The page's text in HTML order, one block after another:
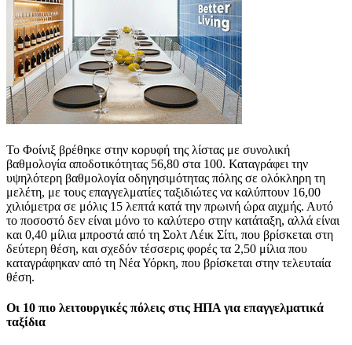
Το Φοίνιξ βρέθηκε στην κορυφή της λίστας με συνολική
βαθμολογία αποδοτικότητας 56,80 στα 100. Καταγράφει την
υψηλότερη βαθμολογία οδηγησιμότητας πόλης σε ολόκληρη τη
μελέτη, με τους επαγγελματίες ταξιδιώτες να καλύπτουν 16,00
χιλιόμετρα σε μόλις 15 λεπτά κατά την πρωινή ώρα αιχμής. Αυτό
το ποσοστό δεν είναι μόνο το καλύτερο στην κατάταξη, αλλά είναι
και 0,40 μίλια μπροστά από τη Σολτ Λέικ Σίτι, που βρίσκεται στη
δεύτερη θέση, και σχεδόν τέσσερις φορές τα 2,50 μίλια που
καταγράφηκαν από τη Νέα Υόρκη, που βρίσκεται στην τελευταία
θέση.
Οι 10 πιο λειτουργικές πόλεις στις ΗΠΑ για επαγγελματικά
ταξίδια